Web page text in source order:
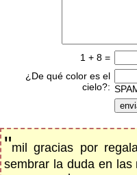
1 + 8 =
¿De qué color es el
cielo?:
"mil gracias por
sembrar la duda en las